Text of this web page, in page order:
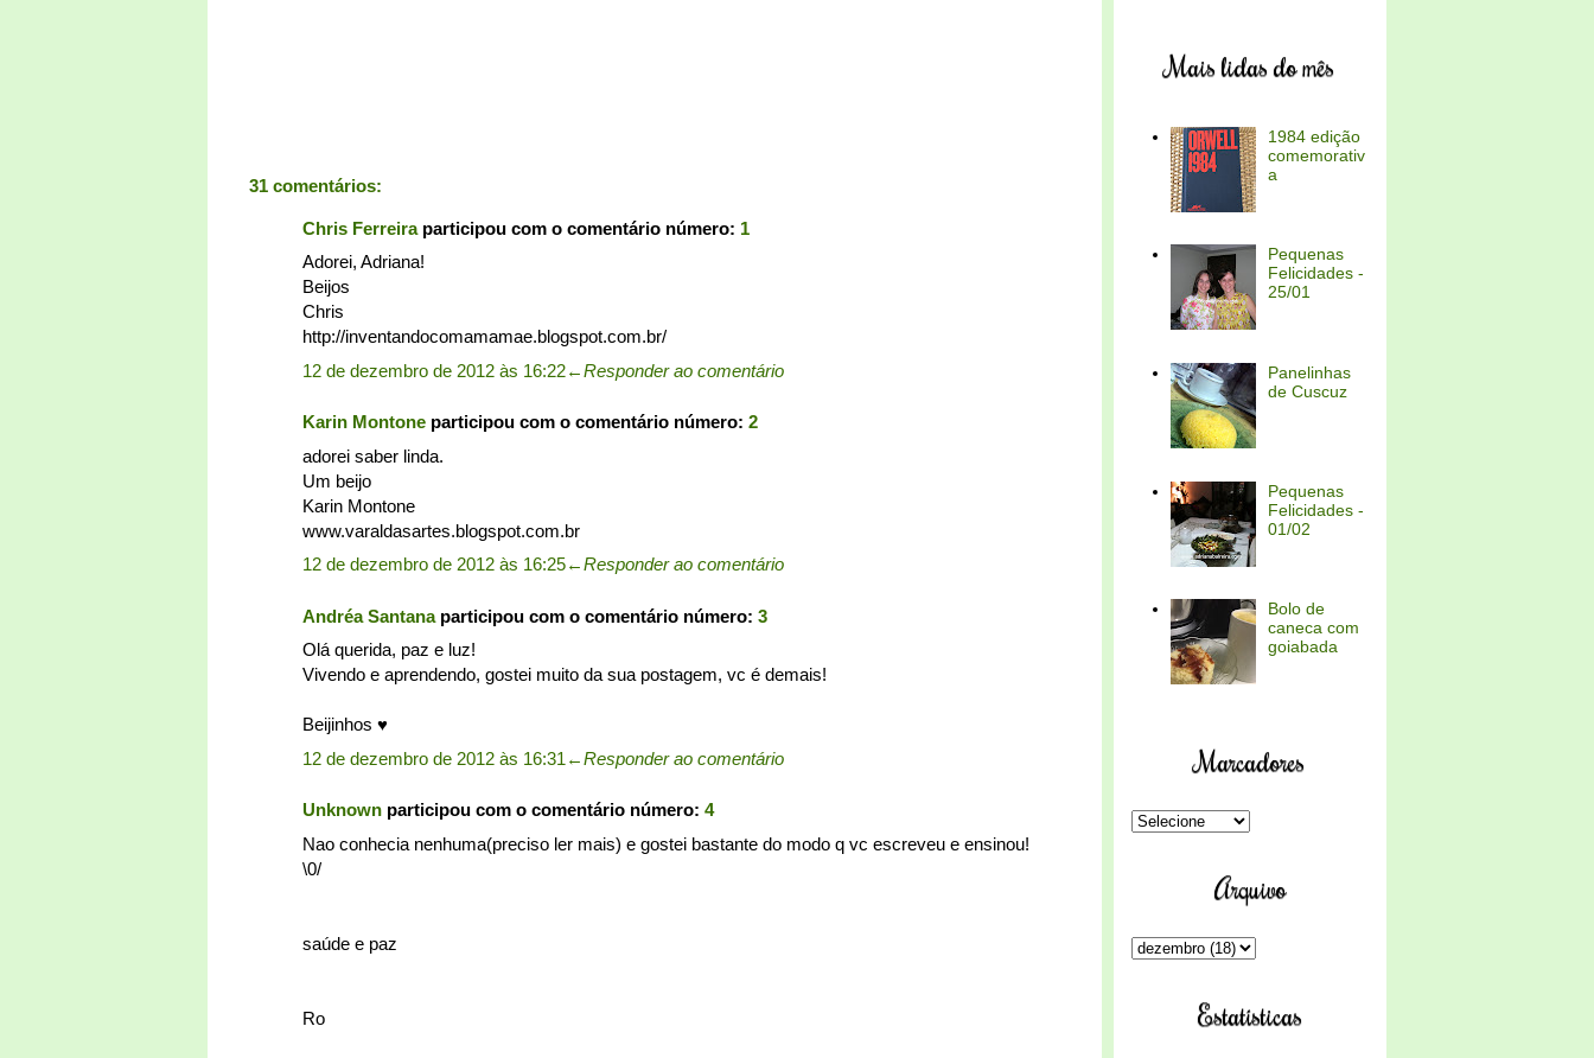
31 comentários:
Chris Ferreiraparticipou com o comentário número: 1
Adorei, Adriana!
Beijos
Chris
http://inventandocomamamae.blogspot.com.br/
12 de dezembro de 2012 às 16:22←Responder ao comentário
Karin Montone participou com o comentário número: 2
adorei saber linda.
Um beijo
Karin Montone
www.varaldasartes.blogspot.com.br
12 de dezembro de 2012 às 16:25←Responder ao comentário
Andréa Santanaparticipou com o comentário número: 3
Olá querida, paz e luz!
Vivendo e aprendendo, gostei muito da sua postagem, vc é demais!
Beijinhos ♥
12 de dezembro de 2012 às 16:31 ←Responder ao comentário
Unknown participou com o comentário número: 4
Nao conhecia nenhuma(preciso ler mais) e gostei bastante do modo q vc escreveu e ensinou!
\0/
saúde e paz
Ro
Mais lidas do mês
1984 edição
comemorativ
a
Pequenas
Felicidades -
25/01
Panelinhas
de Cuscuz
Pequenas
Felicidades -
01/02
Bolo de
caneca com
goiabada
Marcadores
Arquivo
Estatísticas